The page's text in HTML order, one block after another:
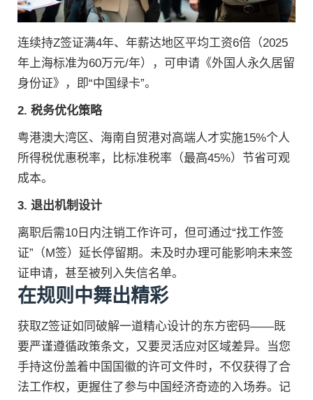
连续持Z签证满4年、年薪达地区平均工资6倍（2025
年上海标准为60万元/年），可申请《外国人永久居留
身份证》，即“中国绿卡”。
2. 税务优化策略
粤港澳大湾区、海南自贸港对高端人才实施15%个人
所得税优惠税率，比标准税率（最高45%）节省可观
成本。
3. 退出机制设计
离职后需10日内注销工作许可，但可通过“找工作签
证”（M签）延长停留期。未及时办理可能影响未来签
证申请，甚至被列入失信名单。
在规则中舞出精彩
获取Z签证如同破解一道精心设计的东方密码——既
要严谨遵循政策条文，又要灵活应对区域差异。当您
手持这份盖着中国国徽的许可文件时，不仅获得了合
法工作权，更握住了参与中国经济奇迹的入场券。记